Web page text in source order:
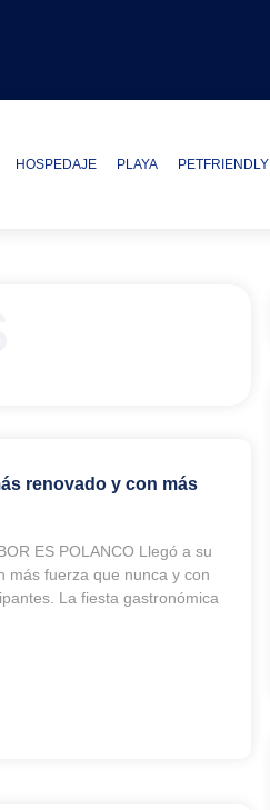
HOSPEDAJE PLAYA PETFRIENDLY
renovado y con más
ES POLANCO Llegó a su
más fuerza que nunca y con
La fiesta gastronómica